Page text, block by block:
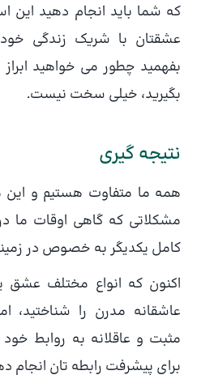
که شما باید انجام دهید این
عشقتان با شریک زندگی
بفهمید چطور می خواهید
بگیرید، خیلی سخت نیست.
نتیجه گیری
همه ما متفاوت هستیم و این
مشکلاتی که گاهی اوقات ما
کامل یکدیگر به خصوص در
اکنون که انواع مختلف عشق
عاشقانه مدرن را شناختید،
مثبت و عاقلانه به روابط خود
برای پیشرفت رابطه تان انجام